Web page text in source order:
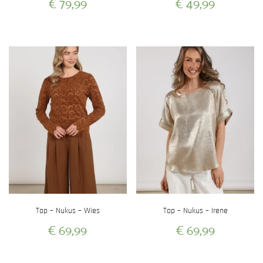
heeft
meerdere
variaties.
Deze
optie
kan
gekozen
worden
op
de
productpagina
heeft
meerdere
variaties.
Deze
optie
kan
gekozen
worden
op
de
productpagina
Top – Nukus – Wies
€69,99
Top – Nukus – Irene
€69,99